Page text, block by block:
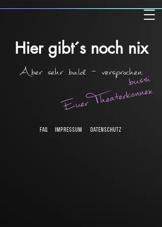
Hier gibt´s noch nix
Aber sehr bald - versprochen
bussi
Euer Theaterkonnex
FAQ Impressum Datenschutz